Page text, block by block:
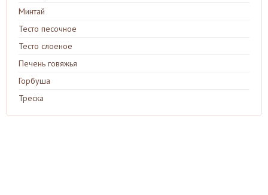
Минтай
Тесто песочное
Тесто слоеное
Печень говяжья
Горбуша
Треска